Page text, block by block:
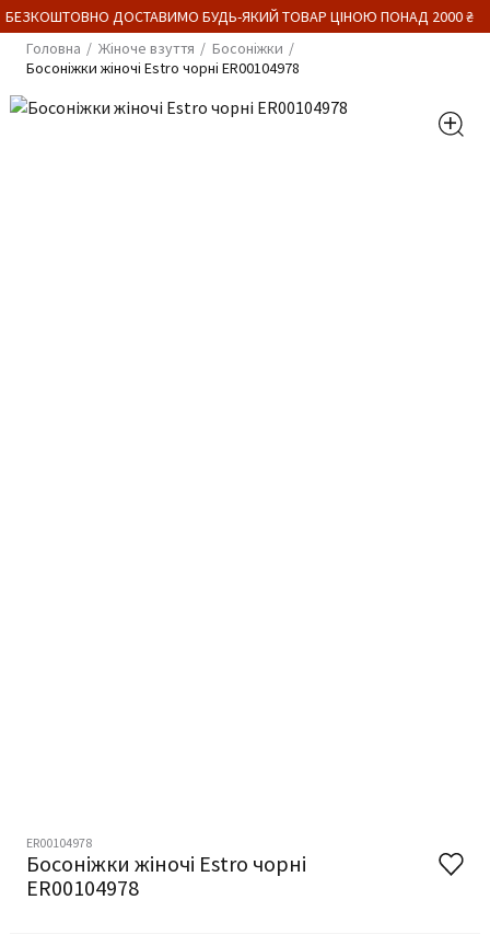
ДОСТАВИМО БУДЬ-ЯКИЙ ТОВАР ЦІНОЮ ПОНАД 2000 ₴
Головна
Жіноче взуття
Босоніжки
Босоніжки жіночі Estro чорні ER00104978
ER00104978
Босоніжки жіночі Estro чорні
ER00104978